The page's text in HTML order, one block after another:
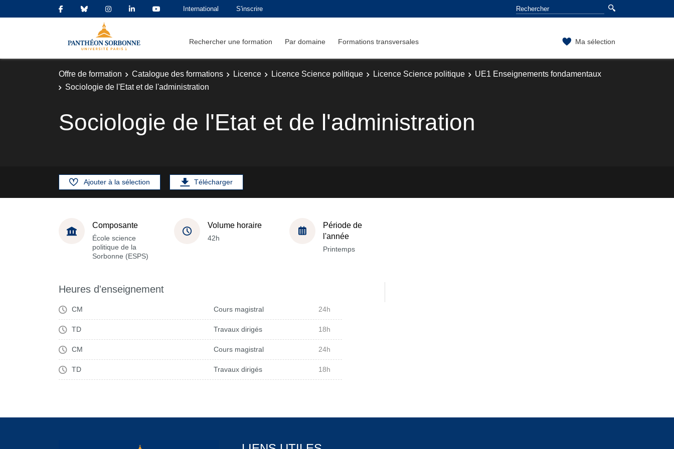
International S'inscrire
Rechercher une formation Par domaine Formations transversales Ma sélection
Offre de formation Catalogue des formations Licence Licence Science politique Licence Science politique
UE1 Enseignements fondamentaux
Sociologie de l'Etat et de l'administration
Sociologie de l'Etat et de l'administration
Ajouter à la sélection Télécharger
Composante
École science
politique de la
Sorbonne (ESPS)
Volume horaire
42h
Période de
l'année
Printemps
Heures d'enseignement
CM Cours magistral 24h
TD Travaux dirigés 18h
CM Cours magistral 24h
TD Travaux dirigés 18h